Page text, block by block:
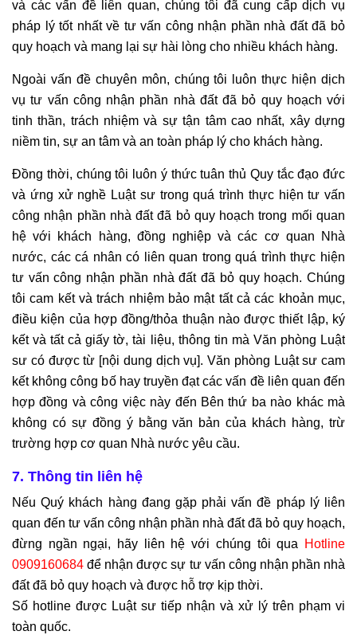
và các vấn đề liên quan, chúng tôi đã cung cấp dịch vụ
pháp lý tốt nhất về tư vấn công nhận phần nhà đất đã bỏ
quy hoạch và mang lại sự hài lòng cho nhiều khách hàng.
Ngoài vấn đề chuyên môn, chúng tôi luôn thực hiện dịch
vụ tư vấn công nhận phần nhà đất đã bỏ quy hoạch với
tinh thần, trách nhiệm và sự tận tâm cao nhất, xây dựng
niềm tin, sự an tâm và an toàn pháp lý cho khách hàng.
Đồng thời, chúng tôi luôn ý thức tuân thủ Quy tắc đạo đức
và ứng xử nghề Luật sư trong quá trình thực hiện tư vấn
công nhận phần nhà đất đã bỏ quy hoạch trong mối quan
hệ với khách hàng, đồng nghiệp và các cơ quan Nhà
nước, các cá nhân có liên quan trong quá trình thực hiện
tư vấn công nhận phần nhà đất đã bỏ quy hoạch. Chúng
tôi cam kết và trách nhiệm bảo mật tất cả các khoản mục,
điều kiện của hợp đồng/thỏa thuận nào được thiết lập, ký
kết và tất cả giấy tờ, tài liệu, thông tin mà Văn phòng Luật
sư có được từ [nội dung dịch vụ]. Văn phòng Luật sư cam
kết không công bố hay truyền đạt các vấn đề liên quan đến
hợp đồng và công việc này đến Bên thứ ba nào khác mà
không có sự đồng ý bằng văn bản của khách hàng, trừ
trường hợp cơ quan Nhà nước yêu cầu.
7. Thông tin liên hệ
Nếu Quý khách hàng đang gặp phải vấn đề pháp lý liên
quan đến tư vấn công nhận phần nhà đất đã bỏ quy hoạch,
đừng ngần ngại, hãy liên hệ với chúng tôi qua Hotline
0909160684 để nhận được sự tư vấn công nhận phần nhà
đất đã bỏ quy hoạch và được hỗ trợ kịp thời.
Số hotline được Luật sư tiếp nhận và xử lý trên phạm vi
toàn quốc.